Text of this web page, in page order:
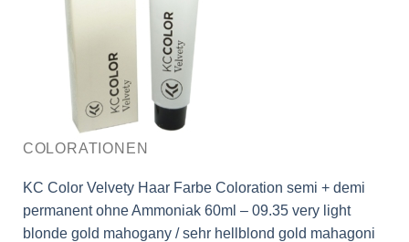
COLORATIONEN
KC Color Velvety Haar Farbe Coloration semi + demi
permanent ohne Ammoniak 60ml – 09.35 very light
blonde gold mahogany / sehr hellblond gold mahagoni